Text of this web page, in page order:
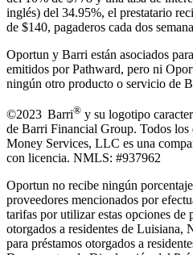
inglés) del 34.95%, el prestatario
de $140, pagaderos cada dos
Oportun y Barri están asociados
emitidos por Pathward, pero ni
ningún otro producto o servicio de
©2023 Barri® y su logotipo
de Barri Financial Group. Todos los
Money Services, LLC es una
con licencia. NMLS: #937962
Oportun no recibe ningún
proveedores mencionados por
tarifas por utilizar estas opciones de
otorgados a residentes de
para préstamos otorgados a